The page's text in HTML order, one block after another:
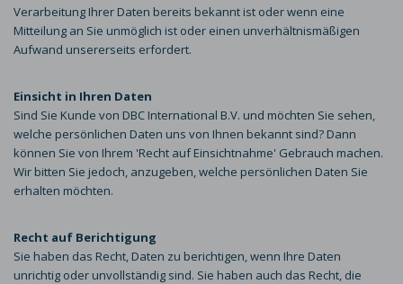
Verarbeitung Ihrer Daten bereits bekannt ist oder wenn eine
Mitteilung an Sie unmöglich ist oder einen unverhältnismäßigen
Aufwand unsererseits erfordert.
Einsicht in Ihren Daten
Sind Sie Kunde von DBC International B.V. und möchten Sie sehen,
welche persönlichen Daten uns von Ihnen bekannt sind? Dann
können Sie von Ihrem 'Recht auf Einsichtnahme' Gebrauch machen.
Wir bitten Sie jedoch, anzugeben, welche persönlichen Daten Sie
erhalten möchten.
Recht auf Berichtigung
Sie haben das Recht, Daten zu berichtigen, wenn Ihre Daten
unrichtig oder unvollständig sind. Sie haben auch das Recht, die